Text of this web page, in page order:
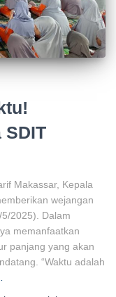
SDIT
Makassar, Kepala
wejangan
2025). Dalam
memanfaatkan
panjang yang akan
“Waktu adalah